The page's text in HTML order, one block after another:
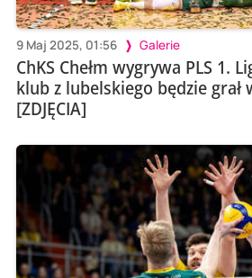
9 Maj 2025, 01:56 Galerie
ChKS Chełm wygrywa PLS 1.
klub z lubelskiego będzie grał
[ZDJĘCIA]